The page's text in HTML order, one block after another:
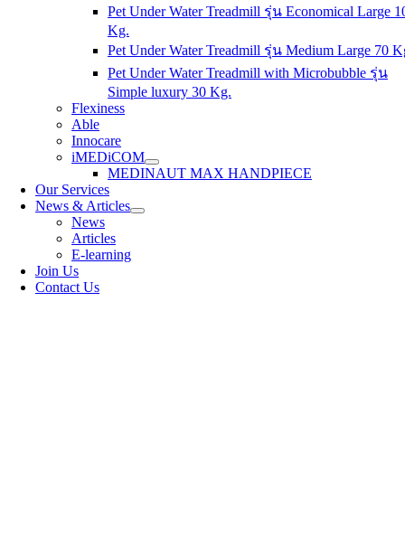
Pet Under Water Treadmill รุ่น Economical Large
Kg.
Pet Under Water Treadmill รุ่น Medium Large 70
Pet Under Water Treadmill with Microbubble รุ่น
Simple luxury 30 Kg.
Flexiness
Able
Innocare
iMEDiCOM
MEDINAUT MAX HANDPIECE
Our Services
News & Articles
News
Articles
E-learning
Join Us
Contact Us